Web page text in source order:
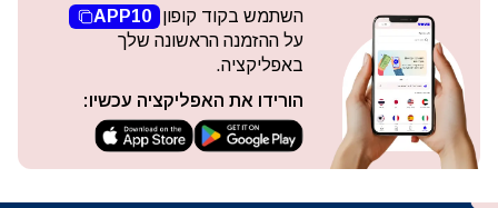
השתמש בקוד קופון
APP10
על ההזמנה הראשונה שלך
באפליקציה.
הורידו את האפליקציה עכשיו: